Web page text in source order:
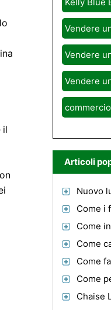
il
Vendere
Vendere
Vendere
Articoli